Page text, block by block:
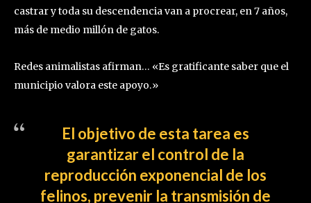
castrar y toda su descendencia van a procrear, en 7 años,
más de medio millón de gatos.
Redes animalistas afirman… «Es gratificante saber que el
municipio valora este apoyo.»
El objetivo de esta tarea es
garantizar el control de la
reproducción exponencial de los
felinos, prevenir la transmisión de